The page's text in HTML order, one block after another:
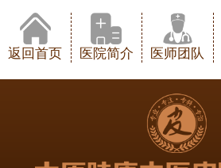
返回首页 医院简介 医师团队